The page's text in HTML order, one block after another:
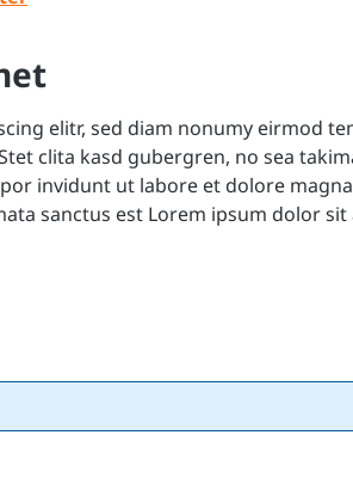
elitr, sed diam nonumy eirmod
clita kasd gubergren, no sea
invidunt ut labore et dolore
sanctus est Lorem ipsum dolor sit